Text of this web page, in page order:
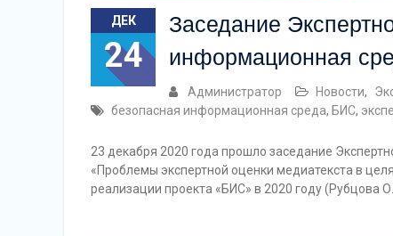
ДЕК
24
Заседание
информационная
Администратор Новости,
безопасная информационная среда, БИС,
23 декабря 2020 года прошло заседание
«Проблемы экспертной оценки медиатекста в
реализации проекта «БИС» в 2020 году (Рубцова